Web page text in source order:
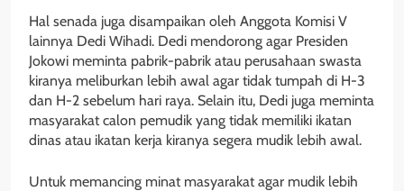
Hal senada juga disampaikan oleh Anggota Komisi V
lainnya Dedi Wihadi. Dedi mendorong agar Presiden
Jokowi meminta pabrik-pabrik atau perusahaan swasta
kiranya meliburkan lebih awal agar tidak tumpah di H-3
dan H-2 sebelum hari raya. Selain itu, Dedi juga meminta
masyarakat calon pemudik yang tidak memiliki ikatan
dinas atau ikatan kerja kiranya segera mudik lebih awal.
Untuk memancing minat masyarakat agar mudik lebih